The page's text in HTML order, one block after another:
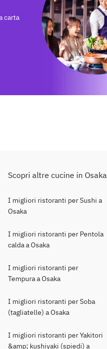
carta
Scopri altre cucine in Osaka
I migliori ristoranti per Sushi a
Osaka
I migliori ristoranti per Pentola
calda a Osaka
I migliori ristoranti per
Tempura a Osaka
I migliori ristoranti per Soba
(tagliatelle) a Osaka
I migliori ristoranti per Yakitori
&amp; kushiyaki (spiedi) a